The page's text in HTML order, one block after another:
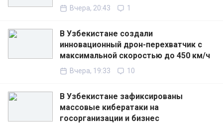
Вчера, 20:43 1
В Узбекистане создали
инновационный дрон-перехватчик с
максимальной скоростью до 450 км/ч
Вчера, 19:33 10
В Узбекистане зафиксированы
массовые кибератаки на
госорганизации и бизнес